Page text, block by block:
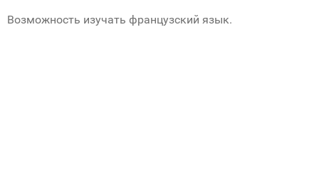
Возможность изучать французский язык.